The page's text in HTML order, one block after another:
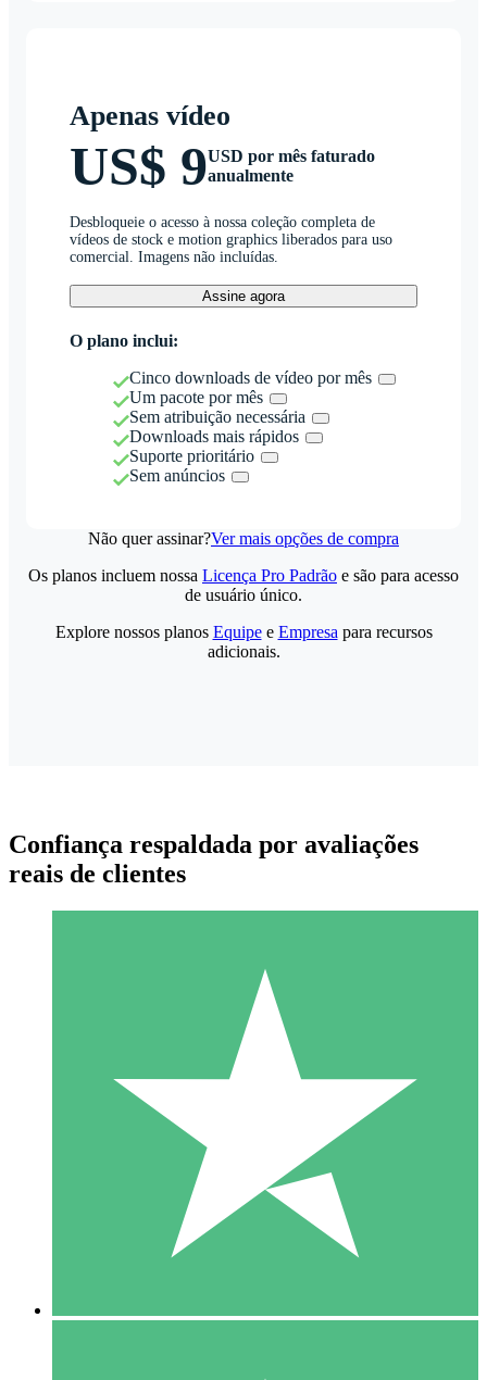
Apenas vídeo
US$ 9USD por mês faturado
anualmente
Desbloqueie o acesso à nossa coleção completa de
vídeos de stock e motion graphics liberados para uso
comercial. Imagens não incluídas.
Assine agora
O plano inclui:
Cinco downloads de vídeo por mês
Um pacote por mês
Sem atribuição necessária
Downloads mais rápidos
Suporte prioritário
Sem anúncios
Não quer assinar?Ver mais opções de compra
Pacotes de Créditos Individuais
Pague conforme o uso com créditos de download. Sem
1000
Os planos incluem nossa Licença Pro Padrão e são para acesso
de usuário único.
Explore nossos planos Equipee Empresa para recursos
adicionais.
Confiança respaldada por avaliações
reais de clientes